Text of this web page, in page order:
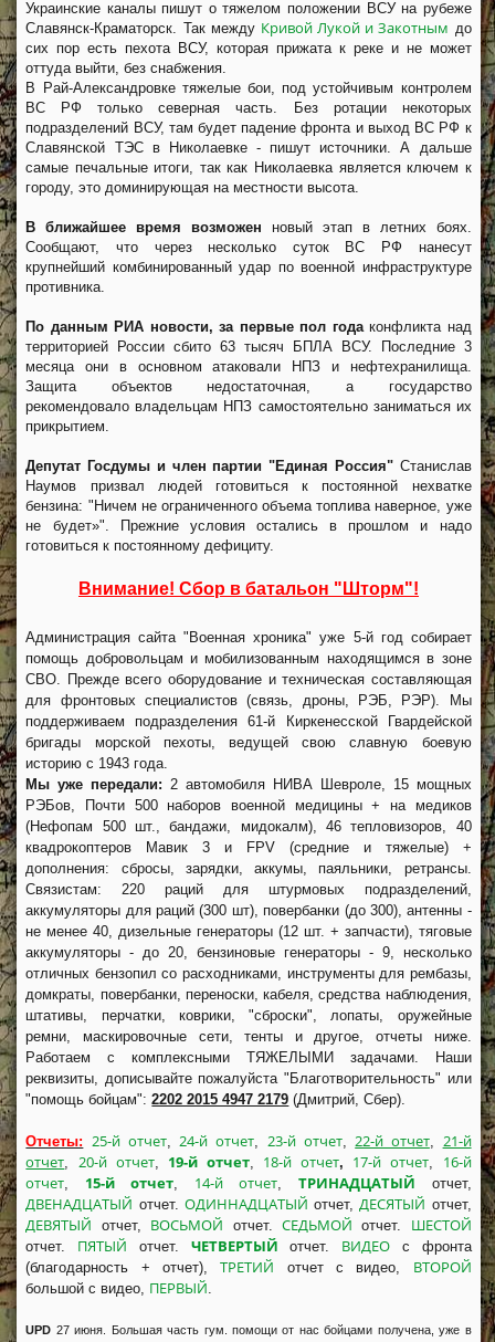
Украинские каналы пишут о тяжелом положении ВСУ на рубеже
Славянск-Краматорск. Так между Кривой Лукой и Закотным до
сих пор есть пехота ВСУ, которая прижата к реке и не может
оттуда выйти, без снабжения.
В Рай-Александровке тяжелые бои, под устойчивым контролем
ВС РФ только северная часть. Без ротации некоторых
подразделений ВСУ, там будет падение фронта и выход ВС РФ к
Славянской ТЭС в Николаевке - пишут источники. А дальше
самые печальные итоги, так как Николаевка является ключем к
городу, это доминирующая на местности высота.
В ближайшее время возможен новый этап в летних боях.
Сообщают, что через несколько суток ВС РФ нанесут
крупнейший комбинированный удар по военной инфраструктуре
противника.
По данным РИА новости, за первые пол годаконфликта над
территорией России сбито 63 тысяч БПЛА ВСУ. Последние 3
месяца они в основном атаковали НПЗ и нефтехранилища.
Защита объектов недостаточная, а государство
рекомендовало владельцам НПЗ самостоятельно заниматься их
прикрытием.
Депутат Госдумы и член партии "Единая Россия"Станислав
Наумов призвал людей готовиться к постоянной нехватке
бензина: "Ничем не ограниченного объема топлива наверное, уже
не будет»". Прежние условия остались в прошлом и надо
готовиться к постоянному дефициту.
Внимание! Сбор в батальон "Шторм"!
Администрация сайта "Военная хроника" уже 5-й год собирает
помощь добровольцам и мобилизованным находящимся в зоне
СВО. Прежде всего оборудование и техническая составляющая
для фронтовых специалистов (связь, дроны, РЭБ, РЭР). Мы
поддерживаем подразделения 61-й Киркенесской Гвардейской
бригады морской пехоты, ведущей свою славную боевую
историю с 1943 года.
Мы уже передали: 2 автомобиля НИВА Шевроле, 15 мощных
РЭБов, Почти 500 наборов военной медицины + на медиков
(Нефопам 500 шт., бандажи, мидокалм), 46 тепловизоров, 40
квадрокоптеров Мавик 3 и FPV (средние и тяжелые) +
дополнения: сбросы, зарядки, аккумы, паяльники, ретрансы.
Связистам: 220 раций для штурмовых подразделений,
аккумуляторы для раций (300 шт), повербанки (до 300), антенны -
не менее 40, дизельные генераторы (12 шт. + запчасти), тяговые
аккумуляторы - до 20, бензиновые генераторы - 9, несколько
отличных бензопил со расходниками, инструменты для рембазы,
домкраты, повербанки, переноски, кабеля, средства наблюдения,
штативы, перчатки, коврики, "сброски", лопаты, оружейные
ремни, маскировочные сети, тенты и другое, отчеты ниже.
Работаем с комплексными ТЯЖЕЛЫМИ задачами. Наши
реквизиты, дописывайте пожалуйста "Благотворительность" или
"помощь бойцам":2202 2015 4947 2179 (Дмитрий, Сбер).
Отчеты: 25-й отчет,24-й отчет, 23-й отчет,22-й отчет, 21-й
отчет, 20-й отчет, 19-й отчет, 18-й отчет, 17-й отчет, 16-й
отчет, 15-й отчет, 14-й отчет, ТРИНАДЦАТЫЙ отчет,
ДВЕНАДЦАТЫЙ отчет. ОДИННАДЦАТЫЙ отчет,ДЕСЯТЫЙ отчет,
ДЕВЯТЫЙ отчет, ВОСЬМОЙ отчет. СЕДЬМОЙ отчет. ШЕСТОЙ
отчет. ПЯТЫЙ отчет. ЧЕТВЕРТЫЙ отчет. ВИДЕО с фронта
(благодарность + отчет),ТРЕТИЙ отчет с видео, ВТОРОЙ
большой с видео, ПЕРВЫЙ.
UPD 27 июня. Большая часть гум. помощи от нас бойцами получена, уже в